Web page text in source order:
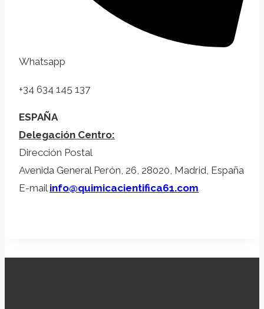
Whatsapp
+34 634 145 137
ESPAÑA
Delegación Centro:
Dirección Postal
Avenida General Perón, 26, 28020, Madrid, España
E-mail info@quimicacientifica61.com